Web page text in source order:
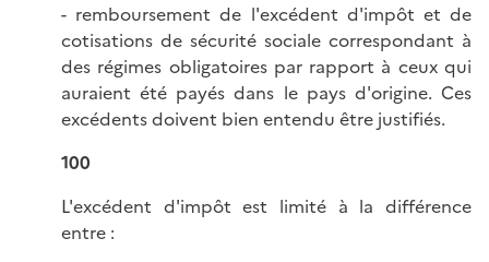
- remboursement de l'excédent d'impôt et de
cotisations de sécurité sociale correspondant à
des régimes obligatoires par rapport à ceux qui
auraient été payés dans le pays d'origine. Ces
excédents doivent bien entendu être justifiés.
100
L'excédent d'impôt est limité à la différence
entre :